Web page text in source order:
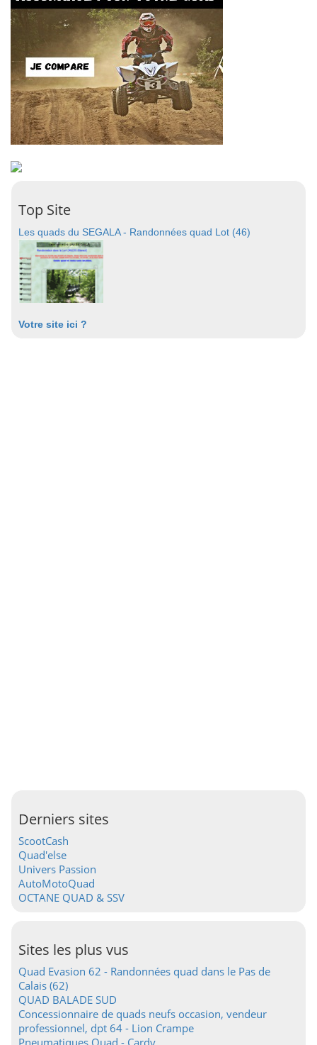
Top Site
Les quads du SEGALA - Randonnées quad Lot (46)
Votre site ici ?
Derniers sites
ScootCash
Quad'else
Univers Passion
AutoMotoQuad
OCTANE QUAD & SSV
Sites les plus vus
Quad Evasion 62 - Randonnées quad dans le Pas de
Calais (62)
QUAD BALADE SUD
Concessionnaire de quads neufs occasion, vendeur
professionnel, dpt 64 - Lion Crampe
Pneumatiques Quad - Cardy